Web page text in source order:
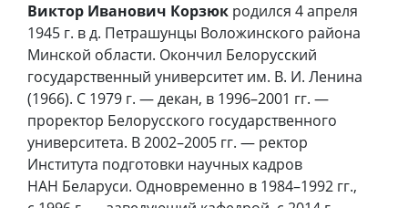
Виктор Иванович Корзюк родился 4 апреля
1945 г. в д. Петрашунцы Воложинского района
Минской области. Окончил Белорусский
государственный университет им. В. И. Ленина
(1966). С 1979 г. — декан, в 1996–2001 гг. —
проректор Белорусского государственного
университета. В 2002–2005 гг. — ректор
Института подготовки научных кадров
НАН Беларуси. Одновременно в 1984–1992 гг.,